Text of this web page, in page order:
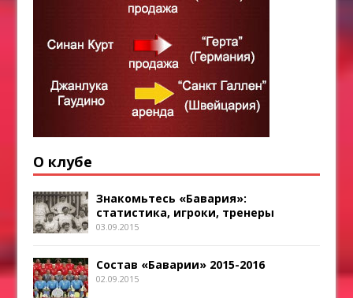
О клубе
Знакомьтесь «Бавария»:
статистика, игроки, тренеры
03.09.2015
Состав «Баварии» 2015-2016
02.09.2015